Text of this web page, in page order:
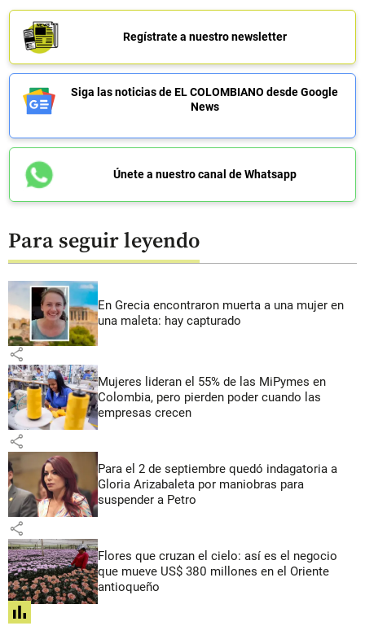
Regístrate a nuestro newsletter
Siga las noticias de EL COLOMBIANO desde Google
News
Únete a nuestro canal de Whatsapp
Para seguir leyendo
En Grecia encontraron muerta a una mujer en
una maleta: hay capturado
share
Mujeres lideran el 55% de las MiPymes en
Colombia, pero pierden poder cuando las
empresas crecen
share
Para el 2 de septiembre quedó indagatoria a
Gloria Arizabaleta por maniobras para
suspender a Petro
share
Flores que cruzan el cielo: así es el negocio
que mueve US$ 380 millones en el Oriente
antioqueño
share